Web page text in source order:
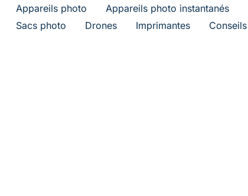
Appareils photo Appareils photo instantanés
Sacs photo
Drones Imprimantes Conseils